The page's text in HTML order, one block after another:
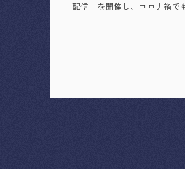
配信」を開催し、コロナ禍で